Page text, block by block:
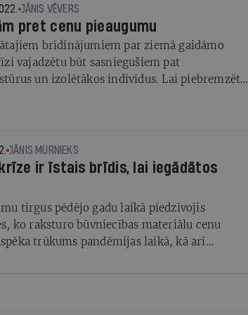
JĀNIS VĒVERS
pret cenu pieaugumu
brīdinājumiem par ziemā gaidāmo
vajadzētu būt sasniegušiem pat
un izolētākos indivīdus. Lai piebremzētu
JĀNIS MŪRNIEKS
ir īstais brīdis, lai iegādātos
tirgus pēdējo gadu laikā piedzīvojis
ko raksturo būvniecības materiālu cenu
trūkums pandēmijas laikā, kā arī